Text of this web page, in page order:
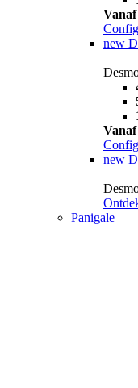
Vanaf
new
Vanaf
new
Panigale